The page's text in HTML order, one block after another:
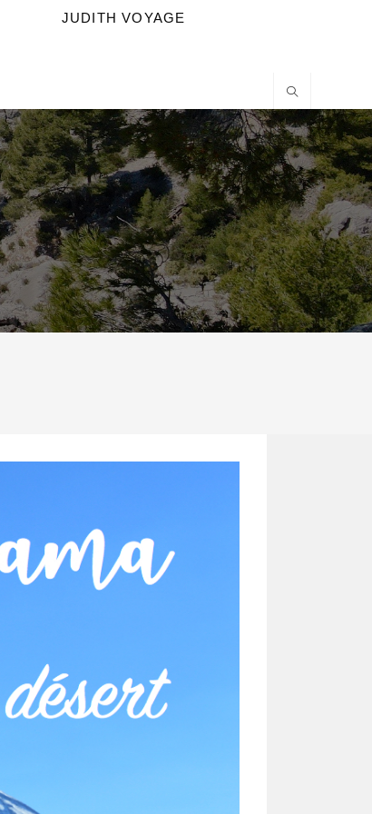
JUDITH VOYAGE